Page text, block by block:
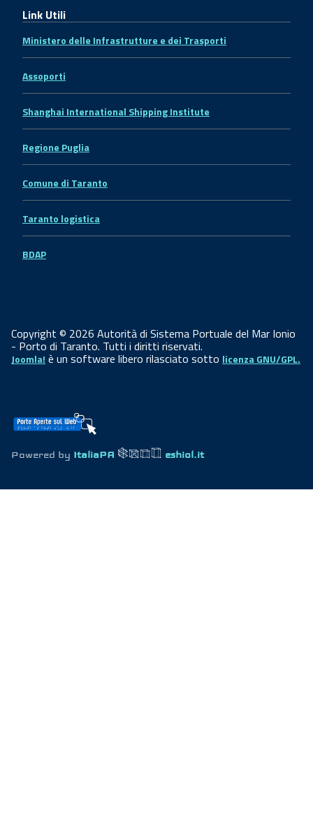
Link Utili
Ministero delle Infrastrutture e dei Trasporti
Assoporti
Shanghai International Shipping Institute
Regione Puglia
Comune di Taranto
Taranto logistica
BDAP
Copyright © 2026 Autorità di Sistema Portuale del Mar Ionio
- Porto di Taranto. Tutti i diritti riservati.
Joomla! è un software libero rilasciato sotto licenza GNU/GPL.
Powered by ItaliaPA eshiol.it